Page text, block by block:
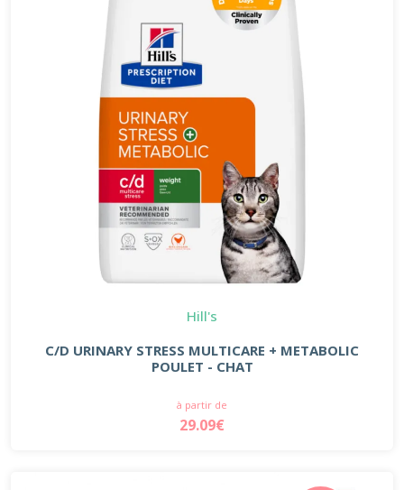
Hill's
C/D URINARY STRESS MULTICARE + METABOLIC
POULET - CHAT
à partir de
29.09€